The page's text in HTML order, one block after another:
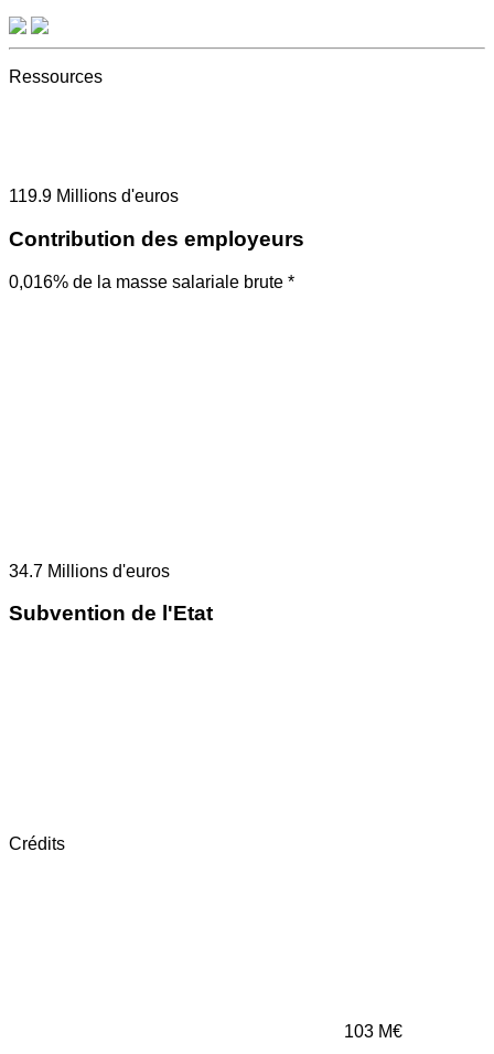
Ressources
119.9 Millions d'euros
Contribution des employeurs
0,016% de la masse salariale brute *
34.7 Millions d'euros
Subvention de l'Etat
Crédits
103 M€